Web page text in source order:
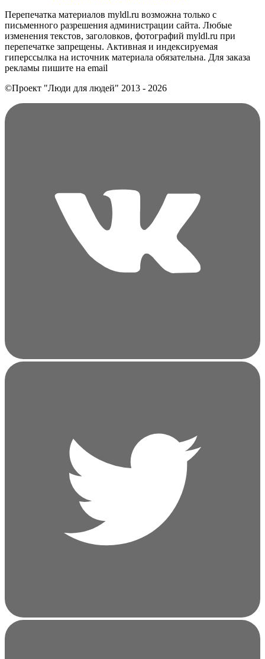
Перепечатка материалов myldl.ru возможна только с
письменного разрешения администрации сайта. Любые
изменения текстов, заголовков, фотографий myldl.ru при
перепечатке запрещены. Активная и индексируемая
гиперссылка на источник материала обязательна. Для заказа
рекламы пишите на еmail
©Проект "Люди для людей" 2013 - 2026